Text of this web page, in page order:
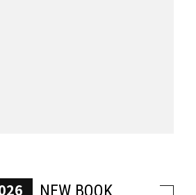
NEW BOOK